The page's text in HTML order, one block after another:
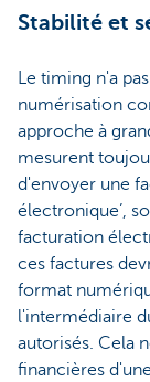
Stabilité et
Le timing n'a
numérisation
approche à
mesurent
d'envoyer une
électronique’,
facturation
ces factures
format
l'intermédiaire
autorisés. Cela
financières